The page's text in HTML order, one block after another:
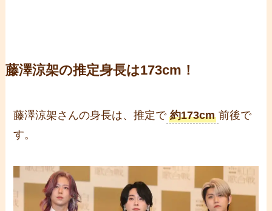
藤澤涼架の推定身長は173cm！
藤澤涼架さんの身長は、推定で 約173cm 前後で
す。